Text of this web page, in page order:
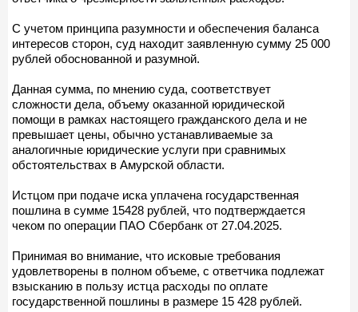
С учетом принципа разумности и обеспечения баланса
интересов сторон, суд находит заявленную сумму 25 000
рублей обоснованной и разумной.
Данная сумма, по мнению суда, соответствует
сложности дела, объему оказанной юридической
помощи в рамках настоящего гражданского дела и не
превышает цены, обычно устанавливаемые за
аналогичные юридические услуги при сравнимых
обстоятельствах в Амурской области.
Истцом при подаче иска уплачена государственная
пошлина в сумме 15428 рублей, что подтверждается
чеком по операции ПАО Сбербанк от 27.04.2025.
Принимая во внимание, что исковые требования
удовлетворены в полном объеме, с ответчика подлежат
взысканию в пользу истца расходы по оплате
государственной пошлины в размере 15 428 рублей.